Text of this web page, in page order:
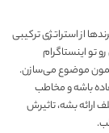
از استراتژی ترکیبی
تو اینستاگرام
موضوع می‌سازن.
باشه و مخاطب
بشه، تاثیرش